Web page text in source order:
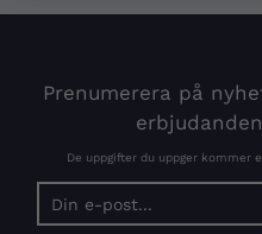
Prenumerera på
De uppgifter du uppger kommer